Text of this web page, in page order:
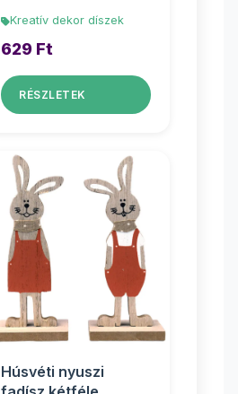
Kreatív dekor díszek
629 Ft
RÉSZLETEK
Húsvéti nyuszi